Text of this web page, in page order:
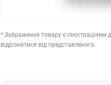
* Зображення товару є ілюстраціями
відрізнятися від представленого.